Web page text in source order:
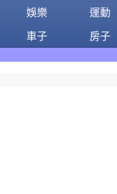
娛樂 運動
車子 房子